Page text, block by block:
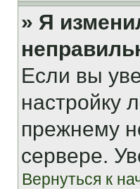
» Я
Если вы
настройку
прежнему
сервере.
Вернуться к